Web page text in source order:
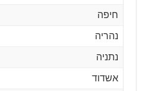
חיפה
נהריה
נתניה
אשדוד